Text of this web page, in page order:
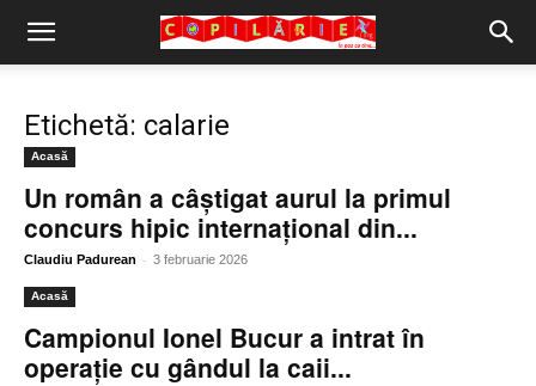
Copilărie.org
Etichetă: calarie
Acasă
Un român a câștigat aurul la primul
concurs hipic internațional din...
Claudiu Padurean - 3 februarie 2026
Acasă
Campionul Ionel Bucur a intrat în
operație cu gândul la caii...